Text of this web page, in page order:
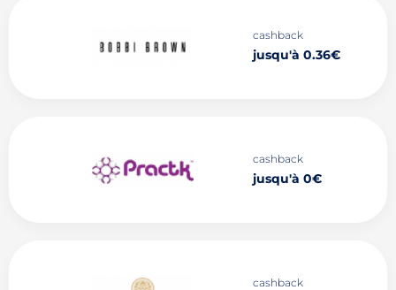
cashback
jusqu'à 0.36€
cashback
jusqu'à 0€
cashback